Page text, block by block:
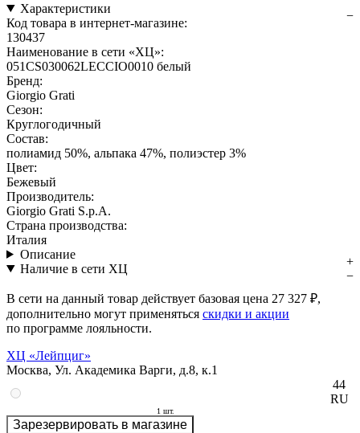
Характеристики
Код товара в интернет-магазине:
130437
Наименование в сети «ХЦ»:
051CS030062LECCIO0010 белый
Бренд:
Giorgio Grati
Сезон:
Круглогодичный
Состав:
полиамид 50%, альпака 47%, полиэстер 3%
Цвет:
Бежевый
Производитель:
Giorgio Grati S.p.A.
Страна производства:
Италия
Описание
Наличие в сети ХЦ
В сети на данный товар действует базовая цена 27 327 ₽,
дополнительно могут применяться скидки и акции
по программе лояльности.
ХЦ «Лейпциг»
Москва, Ул. Академика Варги, д.8, к.1
44
RU
1 шт.
Зарезервировать в магазине